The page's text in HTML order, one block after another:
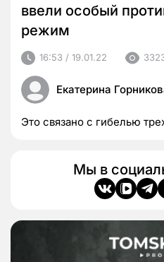
ввели особый
режим
16:53 / 19.01.22
Екатерина
Это связано с гибелью
Мы в